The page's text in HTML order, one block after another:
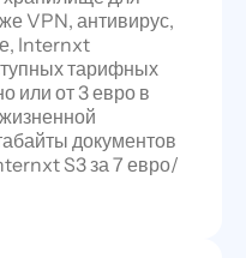
VPN, антивирус,
Internxt
тарифных
или от 3 евро в
документов
S3 за 7 евро/